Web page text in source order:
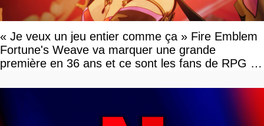
« Je veux un jeu entier comme ça » Fire Emblem
Fortune's Weave va marquer une grande
première en 36 ans et ce sont les fans de RPG en